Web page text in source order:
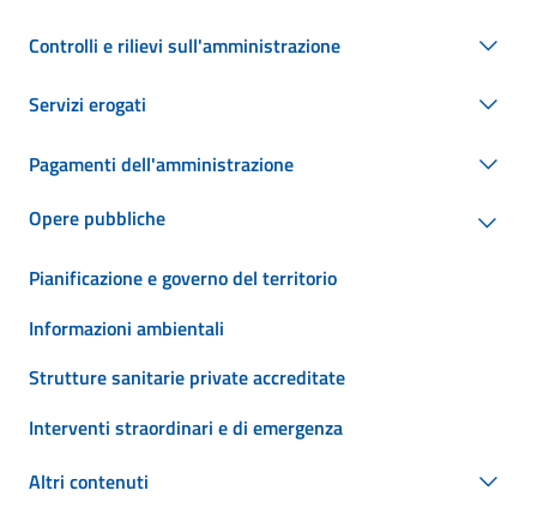
Controlli e rilievi sull'amministrazione
Servizi erogati
Pagamenti dell'amministrazione
Opere pubbliche
Pianificazione e governo del territorio
Informazioni ambientali
Strutture sanitarie private accreditate
Interventi straordinari e di emergenza
Altri contenuti